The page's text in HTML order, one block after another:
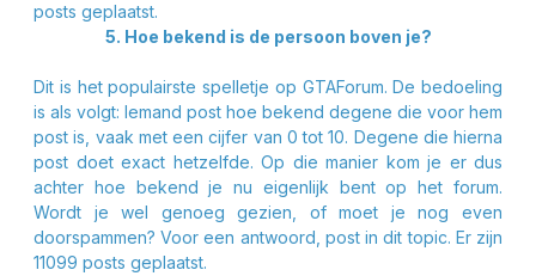
posts geplaatst.
5. Hoe bekend is de persoon boven je?
Dit is het populairste spelletje op GTAForum. De bedoeling
is als volgt: Iemand post hoe bekend degene die voor hem
post is, vaak met een cijfer van 0 tot 10. Degene die hierna
post doet exact hetzelfde. Op die manier kom je er dus
achter hoe bekend je nu eigenlijk bent op het forum.
Wordt je wel genoeg gezien, of moet je nog even
doorspammen? Voor een antwoord, post in dit topic. Er zijn
11099 posts geplaatst.